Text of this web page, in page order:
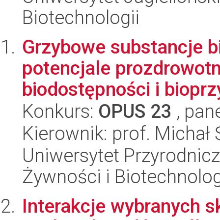
Biotechnologii
Grzybowe substancje
potencjale
biodostępności i
Konkurs: OPUS 23 ,
Kierownik: prof. Michał
Uniwersytet
Żywności i
Interakcje wybranych